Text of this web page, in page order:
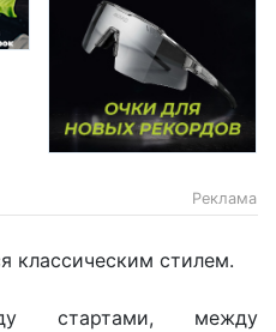
Реклама
классическим стилем.
стартами, между